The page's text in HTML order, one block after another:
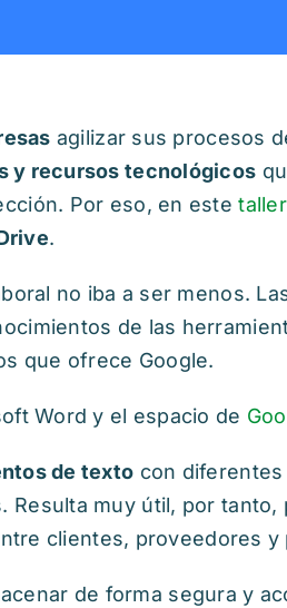
agilizar sus procesos
y recursos tecnológicos
Por eso, en este
.
no iba a ser menos.
de las
que ofrece Google.
Word y el espacio de
de texto con
Resulta muy útil, por tanto,
clientes, proveedores y
de forma segura y